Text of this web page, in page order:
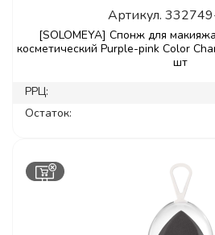
Артикул.
[SOLOMEYA] Спонж для
косметический Purple-pink Color
шт
РРЦ:
Остаток: